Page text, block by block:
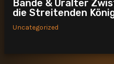
Bande & Uralter
die Streitenden
Uncategorized